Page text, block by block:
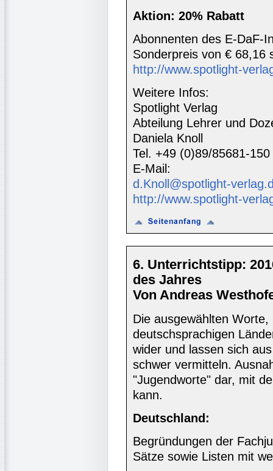
Aktion: 20% Rabatt
Abonnenten des E-DaF-
Sonderpreis von € 68,16
http://www.spotlight-
Weitere Infos:
Spotlight Verlag
Abteilung Lehrer und
Daniela Knoll
Tel. +49 (0)89/85681-150
E-Mail:
d.Knoll@spotlight-
http://www.spotlight-
6. Unterrichtstipp:
des Jahres
Von Andreas
Die ausgewählten
deutschsprachigen
wider und lassen sich
schwer vermitteln.
"Jugendworte" dar, mit
kann.
Deutschland:
Begründungen der
Sätze sowie Listen mit